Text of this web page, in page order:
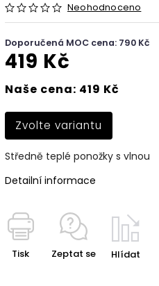
Neohodnoceno
Doporučená MOC cena: 790 Kč
419 Kč
Naše cena: 419 Kč
Zvolte variantu
Středně teplé ponožky s vlnou
Detailní informace
Tisk Zeptat se Hlídat